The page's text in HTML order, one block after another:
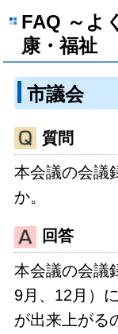
FAQ ～よ
康・福祉
市議会
質問
本会議の会議
か。
回答
本会議の会議
9月、12月）
が出来上がる